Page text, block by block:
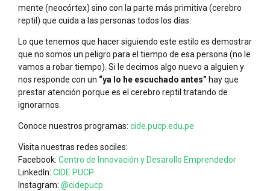
mente (neocórtex) sino con la parte más primitiva (cerebro
reptil) que cuida a las personas todos los días.
Lo que tenemos que hacer siguiendo este estilo es demostrar
que no somos un peligro para el tiempo de esa persona (no le
vamos a robar tiempo). Si le decimos algo nuevo a alguien y
nos responde con un “ya lo he escuchado antes” hay que
prestar atención porque es el cerebro reptil tratando de
ignorarnos.
Conoce nuestros programas: cide.pucp.edu.pe
Visita nuestras redes sociles:
Facebook: Centro de Innovación y Desarollo Emprendedor
LinkedIn: CIDE PUCP
Instagram: @cidepucp